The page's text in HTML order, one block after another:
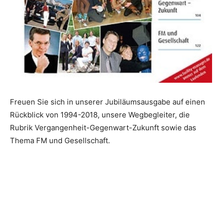
Freuen Sie sich in unserer Jubiläumsausgabe auf einen
Rückblick von 1994-2018, unsere Wegbegleiter, die
Rubrik Vergangenheit-Gegenwart-Zukunft sowie das
Thema FM und Gesellschaft.